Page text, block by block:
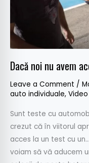
Dacă noi nu avem
Leave a Comment /
auto individuale, Video
Sunt teste cu
crezut că în viitorul
acces la un test cu
voiam să vă aducem
Harris